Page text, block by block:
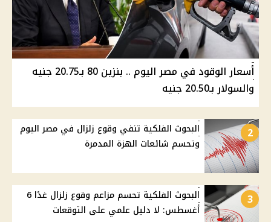
أسعار الوقود في مصر اليوم .. بنزين 80 بـ20.75 جنيه
والسولار بـ20.50 جنيه
2
البحوث الفلكية تنفي وقوع زلزال في مصر اليوم
وتحسم شائعات الهزة المدمرة
3
البحوث الفلكية تحسم مزاعم وقوع زلزال غدًا 6
أغسطس: لا دليل علمي على التوقعات